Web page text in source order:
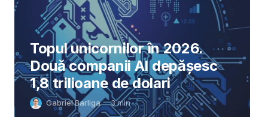
Topul unicornilor în 2026.
Două companii AI depășesc
1,8 trilioane de dolari
Gabriel Barliga 3min